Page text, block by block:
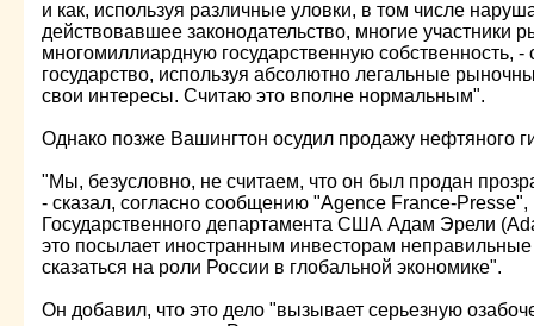
и как, используя различные уловки, в том числе
действовавшее законодательство, многие участники
многомиллиардную государственную собственность, -
государство, используя абсолютно легальные
свои интересы. Считаю это вполне нормальным".
Однако позже Вашингтон осудил продажу нефтяного
"Мы, безусловно, не считаем, что он был продан
- сказал, согласно сообщению "Agence France-Presse",
Государственного департамента США Адам Эрели
это посылает иностранным инвесторам
сказаться на роли России в глобальной экономике".
Он добавил, что это дело "вызывает серьезную